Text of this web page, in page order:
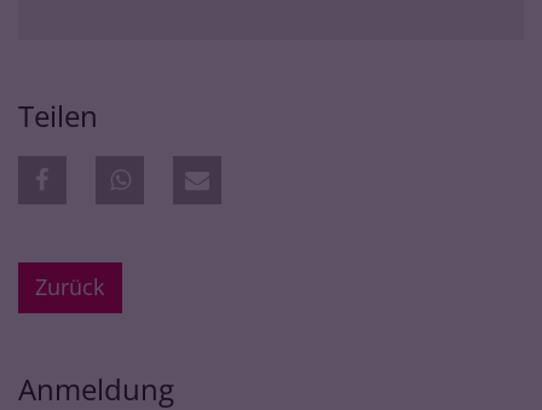
Teilen
Zurück
Anmeldung